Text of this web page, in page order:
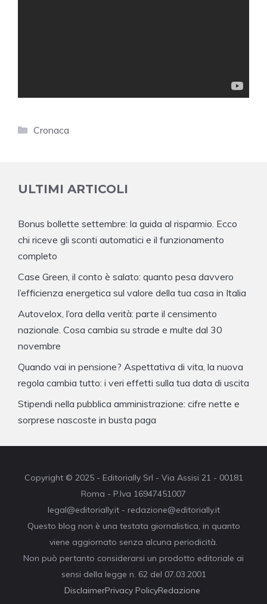
Categorie
Cronaca
ULTIMI ARTICOLI
Bonus bollette settembre: la guida al risparmio. Ecco
chi riceve gli sconti automatici e il funzionamento
completo
Case Green, il conto è salato: quanto pesa davvero
l’efficienza energetica sul valore della tua casa in Italia
Autovelox, l’ora della verità: parte il censimento
nazionale. Cosa cambia su strade e multe dal 30
novembre
Quando vai in pensione? Aspettativa di vita, la nuova
regola cambia tutto: i veri effetti sulla tua data di uscita
Stipendi nella pubblica amministrazione: cifre nette e
sorprese nascoste in busta paga
Copyright © 2025 - Editorially Srl - Via Assisi 21 - 00181
Roma - P.Iva 16947451007
legal@editorially.it - redazione@editorially.it
Questo blog non è una testata giornalistica, in quanto
viene aggiornato senza alcuna periodicità.
Non può pertanto considerarsi un prodotto editoriale ai
sensi della legge n. 62 del 07.03.2001
DisclaimerPrivacy PolicyRedazione